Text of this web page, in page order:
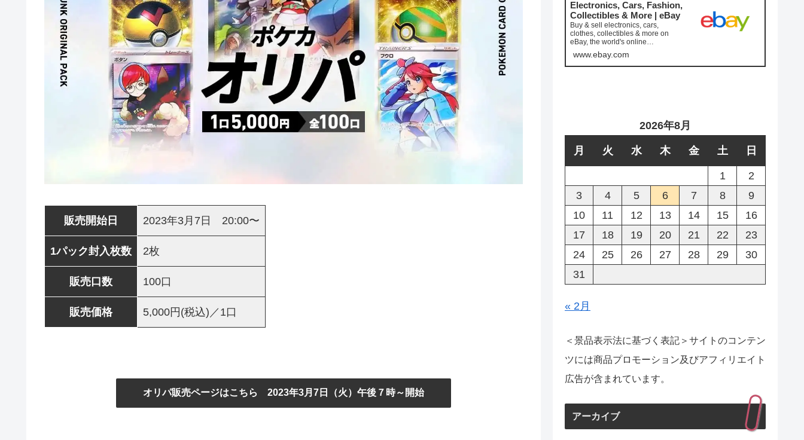
販売開始日 2023年3月7日 20:00〜
1パック封入枚数 2枚
販売口数 100口
販売価格 5,000円(税込)／1口
オリパ販売ページはこちら 2023年3月7日（火）午後７時～開始
Electronics, Cars, Fashion,
Collectibles & More | eBay
Buy & sell electronics, cars,
clothes, collectibles & more on
eBay, the world's online
marketplace. Top brands, low pric...
www.ebay.com
2026年8月
月 火 水 木 金 土 日
1
2
3
4 5 6 7 8
9
10
11 12 13 14 15
16
17
18 19 20 21 22
23
24
25 26 27 28 29
30
31
« 2月
＜景品表示法に基づく表記＞サイトのコンテン
ツには商品プロモーション及びアフィリエイト
広告が含まれています。
アーカイブ